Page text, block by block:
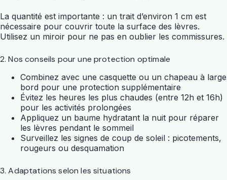
La quantité est importante : un trait d’environ 1 cm est
nécessaire pour couvrir toute la surface des lèvres.
Utilisez un miroir pour ne pas en oublier les commissures.
2. Nos conseils pour une protection optimale
Combinez avec une casquette ou un chapeau à large
bord pour une protection supplémentaire
Évitez les heures les plus chaudes (entre 12h et 16h)
pour les activités prolongées
Appliquez un baume hydratant la nuit pour réparer
les lèvres pendant le sommeil
Surveillez les signes de coup de soleil : picotements,
rougeurs ou desquamation
3. Adaptations selon les situations